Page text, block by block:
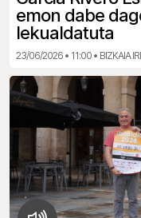
emon dabe
lekualdatuta
23/06/2026 • 11:00 • BIZKAIA